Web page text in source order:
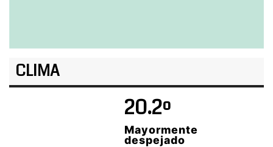
CLIMA
20.2º
Mayormente
despejado